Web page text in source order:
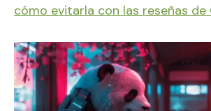
cómo evitarla con las reseñas de